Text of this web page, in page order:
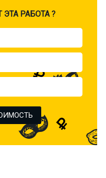
РАБОТА ?